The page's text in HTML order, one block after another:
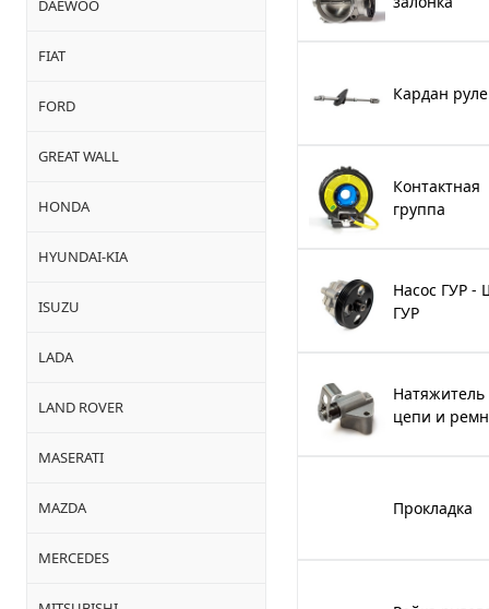
DAEWOO
FIAT
FORD
GREAT WALL
HONDA
HYUNDAI-KIA
ISUZU
LADA
LAND ROVER
MASERATI
MAZDA
MERCEDES
Кардан
Контактная
группа
Насос ГУР -
ГУР
Натяжитель
цепи и
Прокладка